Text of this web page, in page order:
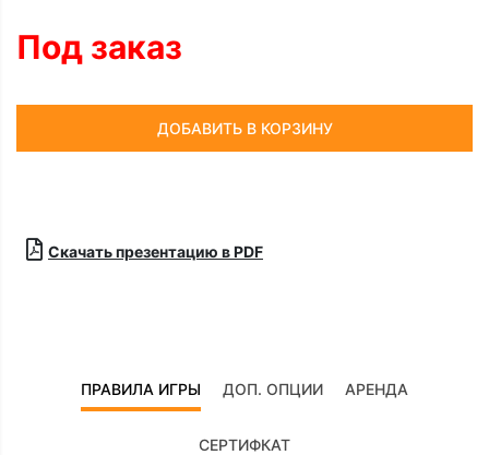
Под заказ
ДОБАВИТЬ В КОРЗИНУ
Скачать презентацию в PDF
ПРАВИЛА ИГРЫ ДОП. ОПЦИИ АРЕНДА
СЕРТИФКАТ